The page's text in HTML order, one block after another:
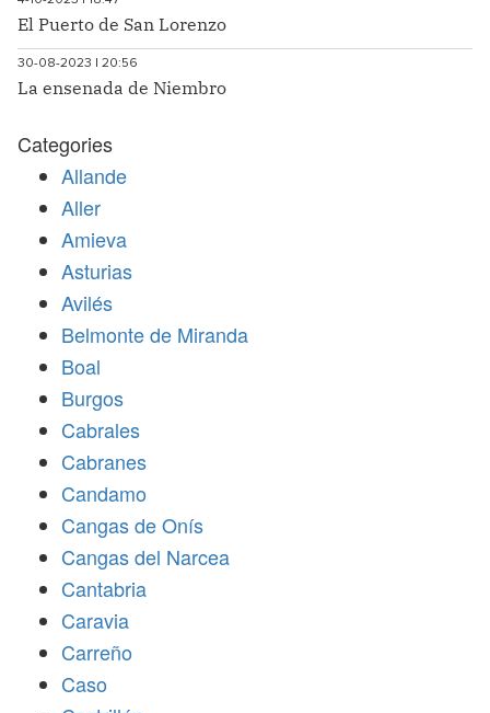
El Puerto de San Lorenzo
30-08-2023 | 20:56
La ensenada de Niembro
Categories
Allande
Aller
Amieva
Asturias
Avilés
Belmonte de Miranda
Boal
Burgos
Cabrales
Cabranes
Candamo
Cangas de Onís
Cangas del Narcea
Cantabria
Caravia
Carreño
Caso